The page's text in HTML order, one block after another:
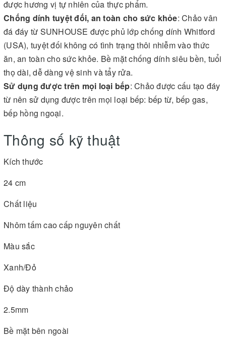
được hương vị tự nhiên của thực phẩm.
Chống dính tuyệt đối, an toàn cho sức khỏe: Chảo vân
đá đáy từ SUNHOUSE được phủ lớp chống dính Whitford
(USA), tuyệt đối không có tình trạng thôi nhiễm vào thức
ăn, an toàn cho sức khỏe. Bề mặt chống dính siêu bền, tuổi
thọ dài, dễ dàng vệ sinh và tẩy rửa.
Sử dụng được trên mọi loại bếp: Chảo được cấu tạo đáy
từ nên sử dụng được trên mọi loại bếp: bếp từ, bếp gas,
bếp hồng ngoại.
Thông số kỹ thuật
Kích thước
24 cm
Chất liệu
Nhôm tấm cao cấp nguyên chất
Màu sắc
Xanh/Đỏ
Độ dày thành chảo
2.5mm
Bề mặt bên ngoài